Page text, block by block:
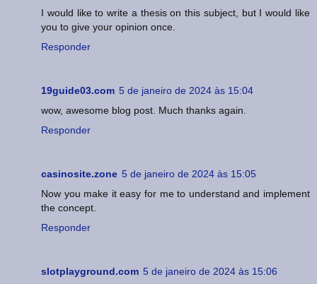
I would like to write a thesis on this subject, but I would like
you to give your opinion once.
Responder
19guide03.com 5 de janeiro de 2024 às 15:04
wow, awesome blog post. Much thanks again.
Responder
casinosite.zone 5 de janeiro de 2024 às 15:05
Now you make it easy for me to understand and implement
the concept.
Responder
slotplayground.com 5 de janeiro de 2024 às 15:06